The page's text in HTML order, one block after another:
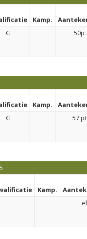
Kamp.
G 50p
Kamp.
G 57 pt
Kamp.
el